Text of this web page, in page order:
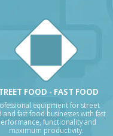
FOOD - FAST FOOD
equipment for street
fast food businesses with fast
functionality and
maximum productivity.